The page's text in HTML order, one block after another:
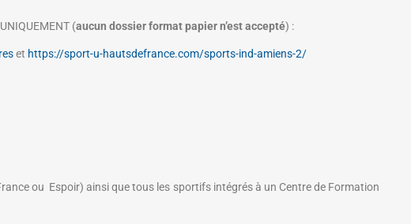
(aucun dossier format papier n’est accepté) :
et https://sport-u-hautsdefrance.com/sports-ind-amiens-2/
ou Espoir) ainsi que tous les sportifs intégrés à un Centre de Formation